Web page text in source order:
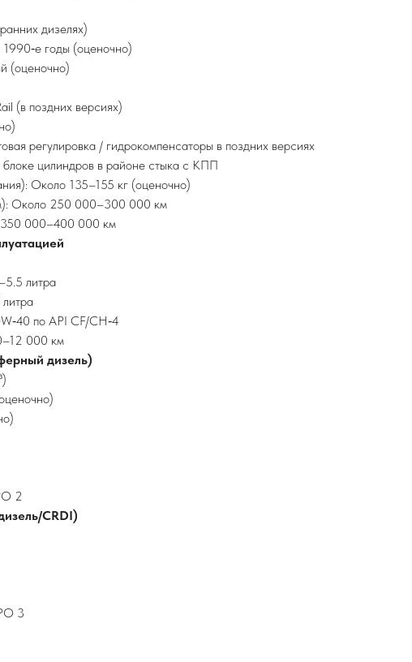
дизелях)
годы (оценочно)
(оценочно)
(в поздних версиях)
регулировка / гидрокомпенсаторы в поздних версиях
цилиндров в районе стыка с КПП
Около 135–155 кг (оценочно)
Около 250 000–300 000 км
350 000–400 000 км
литра
по API CF/CH‑4
000 км
дизель)
2
CRDI)
3